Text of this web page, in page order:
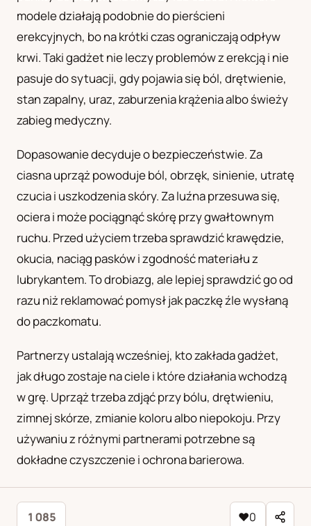
modele działają podobnie do pierścieni
erekcyjnych, bo na krótki czas ograniczają odpływ
krwi. Taki gadżet nie leczy problemów z erekcją i nie
pasuje do sytuacji, gdy pojawia się ból, drętwienie,
stan zapalny, uraz, zaburzenia krążenia albo świeży
zabieg medyczny.
Dopasowanie decyduje o bezpieczeństwie. Za
ciasna uprząż powoduje ból, obrzęk, sinienie, utratę
czucia i uszkodzenia skóry. Za luźna przesuwa się,
ociera i może pociągnąć skórę przy gwałtownym
ruchu. Przed użyciem trzeba sprawdzić krawędzie,
okucia, naciąg pasków i zgodność materiału z
lubrykantem. To drobiazg, ale lepiej sprawdzić go od
razu niż reklamować pomysł jak paczkę źle wysłaną
do paczkomatu.
Partnerzy ustalają wcześniej, kto zakłada gadżet,
jak długo zostaje na ciele i które działania wchodzą
w grę. Uprząż trzeba zdjąć przy bólu, drętwieniu,
zimnej skórze, zmianie koloru albo niepokoju. Przy
używaniu z różnymi partnerami potrzebne są
dokładne czyszczenie i ochrona barierowa.
1 085 ♥0